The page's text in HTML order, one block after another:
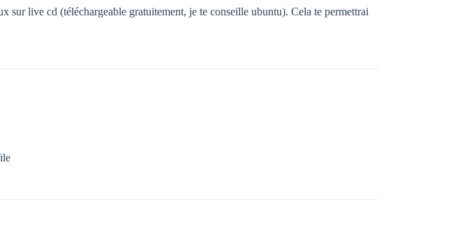
live cd (téléchargeable gratuitement, je te conseille ubuntu). Cela te permettrai